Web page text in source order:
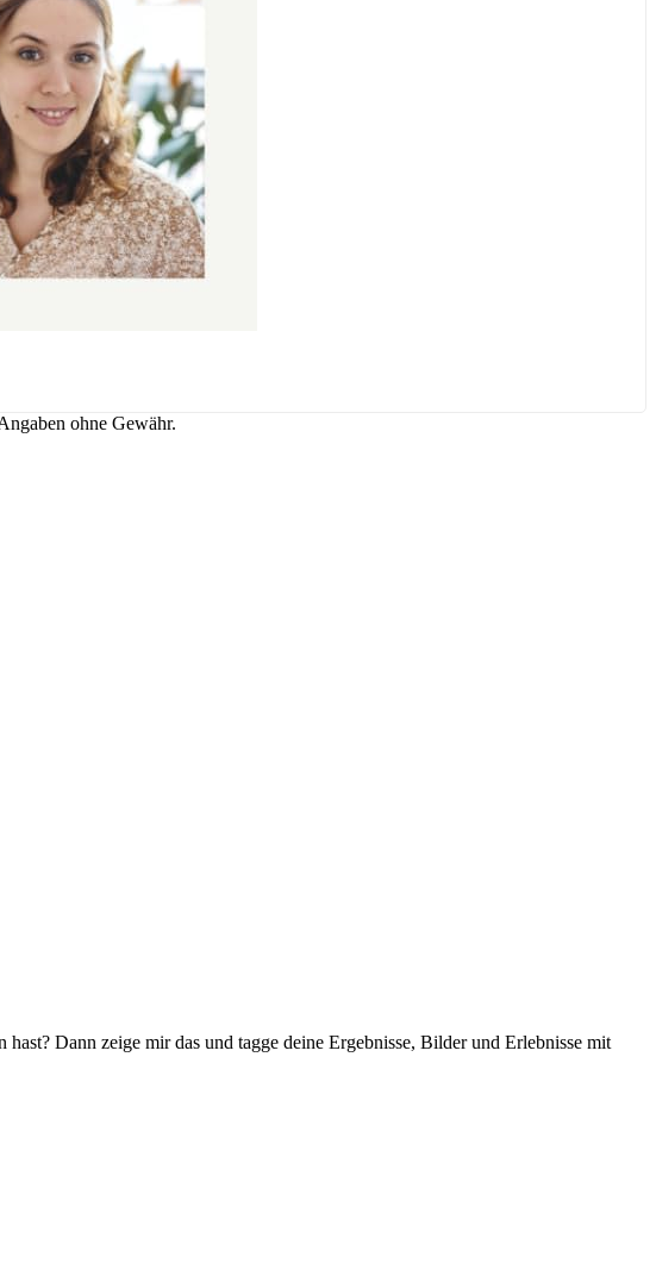
ohne Gewähr.
Dann zeige mir das und tagge deine Ergebnisse, Bilder und Erlebnisse mit